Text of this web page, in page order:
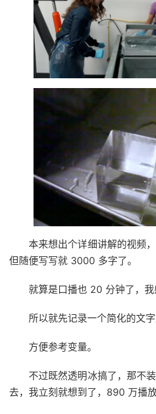
本来想出个详细讲解的视频
但随便写写就 3000 多字了。
就算是口播也 20 分钟了，我
所以就先记录一个简化的文字
方便参考变量。
不过既然透明冰搞了，那不
去，我立刻就想到了，890 万播